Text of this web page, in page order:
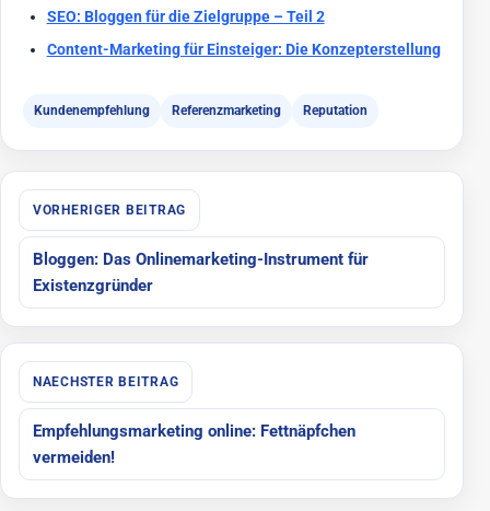
SEO: Bloggen für die Zielgruppe – Teil 2
Content-Marketing für Einsteiger: Die Konzepterstellung
Kundenempfehlung Referenzmarketing Reputation
Beitragsnavigation
VORHERIGER BEITRAG
Bloggen: Das Onlinemarketing-Instrument für
Existenzgründer
NAECHSTER BEITRAG
Empfehlungsmarketing online: Fettnäpfchen
vermeiden!